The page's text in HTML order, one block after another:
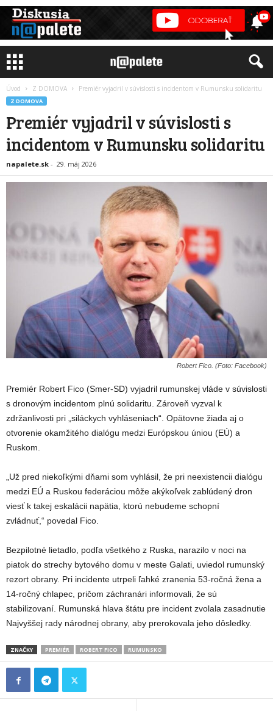
Úvod Z DOMOVA Premiér vyjadril v súvislosti s incidentom v Rumunsku solidaritu
Z DOMOVA
Premiér vyjadril v súvislosti s
incidentom v Rumunsku solidaritu
napalete.sk - 29. máj 2026
Robert Fico. (Foto: Facebook)
Premiér Robert Fico (Smer-SD) vyjadril rumunskej vláde v súvislosti
s dronovým incidentom plnú solidaritu. Zároveň vyzval k
zdržanlivosti pri „siláckych vyhláseniach“. Opätovne žiada aj o
otvorenie okamžitého dialógu medzi Európskou úniou (EÚ) a
Ruskom.
„Už pred niekoľkými dňami som vyhlásil, že pri neexistencii dialógu
medzi EÚ a Ruskou federáciou môže akýkoľvek zablúdený dron
viesť k takej eskalácii napätia, ktorú nebudeme schopní
zvládnuť,“ povedal Fico.
Bezpilotné lietadlo, podľa všetkého z Ruska, narazilo v noci na
piatok do strechy bytového domu v meste Galati, uviedol rumunský
rezort obrany. Pri incidente utrpeli ľahké zranenia 53-ročná žena a
14-ročný chlapec, pričom záchranári informovali, že sú
stabilizovaní. Rumunská hlava štátu pre incident zvolala zasadnutie
Najvyššej rady národnej obrany, aby prerokovala jeho dôsledky.
ZNAČKY PREMIÉR ROBERT FICO RUMUNSKO